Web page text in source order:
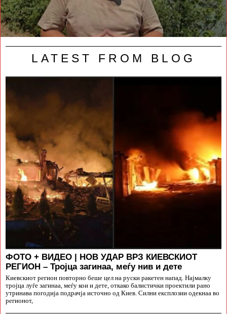
LATEST FROM BLOG
ФОТО + ВИДЕО | НОВ УДАР ВРЗ КИЕВСКИОТ
РЕГИОН – Тројца загинаа, меѓу нив и дете
Киевскиот регион повторно беше цел на руски ракетен напад. Најмалку
тројца луѓе загинаа, меѓу кои и дете, откако балистички проектили рано
утринава погодија подрачја источно од Киев. Силни експлозии одекнаа во
регионот,